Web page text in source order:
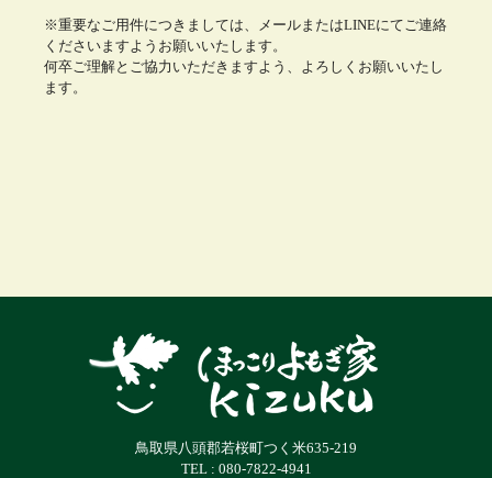
※重要なご用件につきましては、メールまたはLINEにてご連絡
くださいますようお願いいたします。
何卒ご理解とご協力いただきますよう、よろしくお願いいたし
ます。
鳥取県八頭郡若桜町つく米635-219
TEL : 080-7822-4941